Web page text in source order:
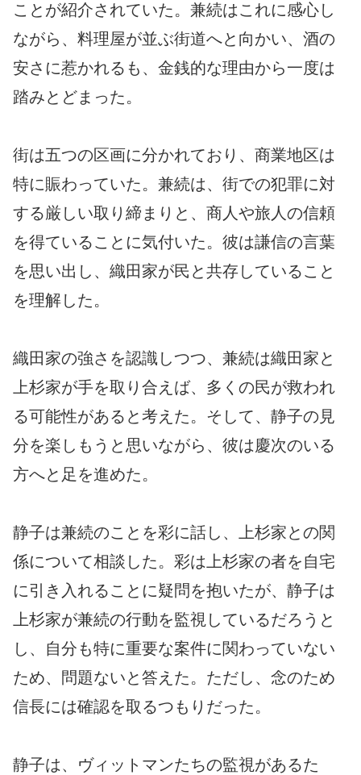
ことが紹介されていた。兼続はこれに感心し
ながら、料理屋が並ぶ街道へと向かい、酒の
安さに惹かれるも、金銭的な理由から一度は
踏みとどまった。
街は五つの区画に分かれており、商業地区は
特に賑わっていた。兼続は、街での犯罪に対
する厳しい取り締まりと、商人や旅人の信頼
を得ていることに気付いた。彼は謙信の言葉
を思い出し、織田家が民と共存していること
を理解した。
織田家の強さを認識しつつ、兼続は織田家と
上杉家が手を取り合えば、多くの民が救われ
る可能性があると考えた。そして、静子の見
分を楽しもうと思いながら、彼は慶次のいる
方へと足を進めた。
静子は兼続のことを彩に話し、上杉家との関
係について相談した。彩は上杉家の者を自宅
に引き入れることに疑問を抱いたが、静子は
上杉家が兼続の行動を監視しているだろうと
し、自分も特に重要な案件に関わっていない
ため、問題ないと答えた。ただし、念のため
信長には確認を取るつもりだった。
静子は、ヴィットマンたちの監視があるた